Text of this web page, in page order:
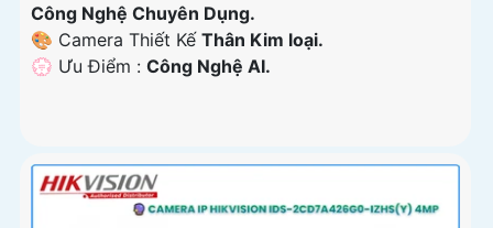
Công Nghệ Chuyên Dụng.
🎨 Camera Thiết Kế Thân Kim loại.
️💮 Ưu Điểm : Công Nghệ AI.